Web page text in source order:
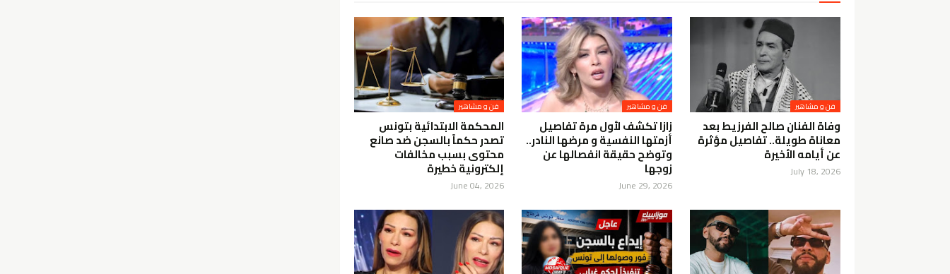
فن و مشاهير
وفاة الفنان صالح الفرزيط بعد
معاناة طويلة.. تفاصيل مؤثرة
عن أيامه الأخيرة
July 18, 2026
فن و مشاهير
زازا تكشف لأول مرة تفاصيل
أزمتها النفسية و مرضها النادر..
وتوضح حقيقة انفصالها عن
زوجها
June 29, 2026
فن و مشاهير
المحكمة الابتدائية بتونس
تصدر حكماً بالسجن ضد صانع
محتوى بسبب مخالفات
إلكترونية خطيرة
June 04, 2026